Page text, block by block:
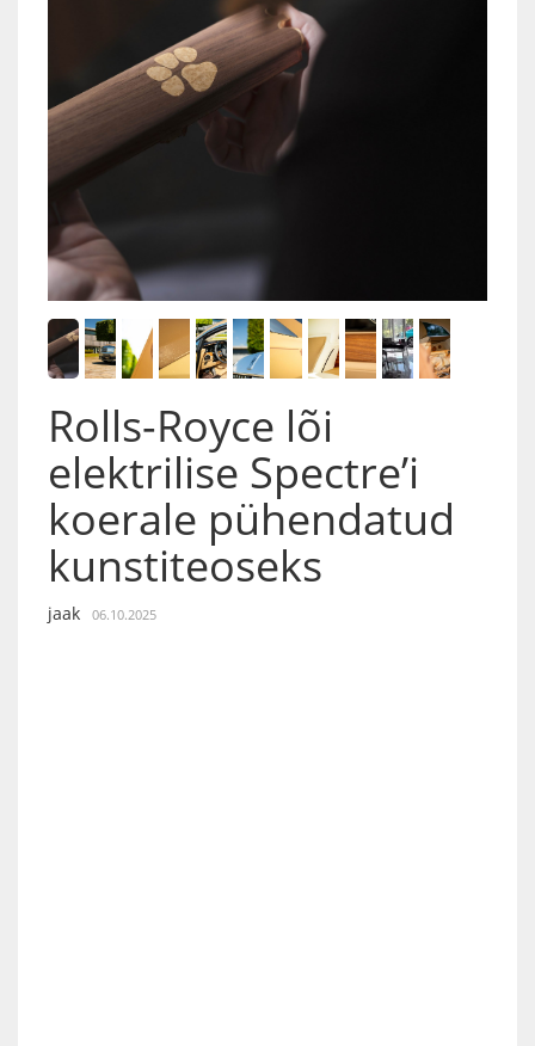
Rolls-Royce lõi
elektrilise Spectre’i
koerale pühendatud
kunstiteoseks
jaak 06.10.2025